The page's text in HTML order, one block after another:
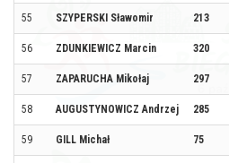
55 SZYPERSKI Sławomir 213
56 ZDUNKIEWICZ Marcin 320
57 ZAPARUCHA Mikołaj 297
58 AUGUSTYNOWICZ Andrzej 285
59 GILL Michał 75